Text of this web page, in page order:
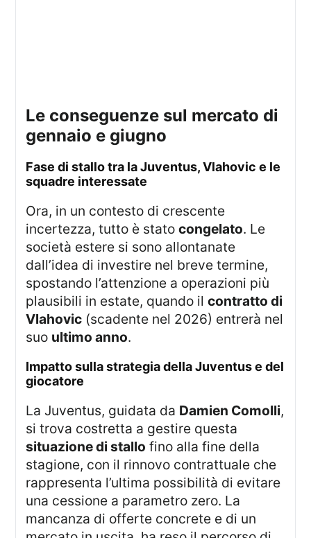
le conseguenze sul mercato di
gennaio e giugno
fase di stallo tra la Juventus, Vlahovic e le
squadre interessate
Ora, in un contesto di crescente
incertezza, tutto è statocongelato. Le
società estere si sono allontanate
dall’idea di investire nel breve termine,
spostando l’attenzione a operazioni più
plausibili in estate, quando ilcontratto di
Vlahovic (scadente nel 2026) entrerà nel
suo ultimo anno.
impatto sulla strategia della Juventus e del
giocatore
La Juventus, guidata da Damien Comolli,
si trova costretta a gestire questa
situazione di stallo fino alla fine della
stagione, con il rinnovo contrattuale che
rappresenta l’ultima possibilità di evitare
una cessione a parametro zero. La
mancanza di offerte concrete e di un